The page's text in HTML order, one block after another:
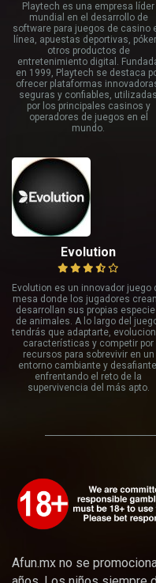
Playtech es una empresa líder
mundial en el desarrollo de
software para juegos de casino
línea, apuestas deportivas,
otros productos de
entretenimiento digital.
en 1999, Playtech se destaca
ofrecer plataformas
seguras y confiables, utilizadas
por los principales casinos y
operadores de juegos en el
mundo.
Evolution
Evolution es un innovador juego
mesa donde los jugadores
desarrollan sus propias
de animales. A lo largo del
tendrás que adaptarte,
características y competir por
recursos para sobrevivir en un
entorno cambiante y
enfrentando el reto de la
supervivencia del más apto.
Afun.mx no se